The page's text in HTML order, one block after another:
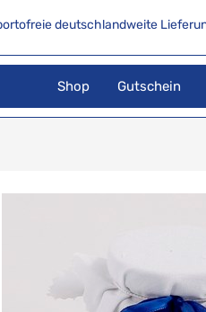
deutschlandweite
Shop Gutschein